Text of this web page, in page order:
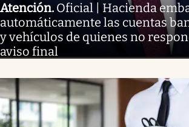
Atención. Oficial | Hacienda
automáticamente las cuentas
y vehículos de quienes no
aviso final